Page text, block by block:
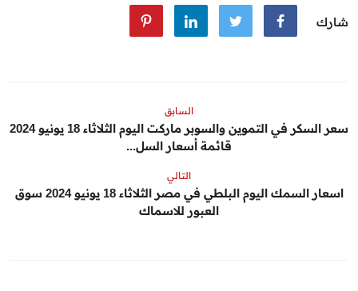
شارك
السابق
سعر السكر في التموين والسوبر ماركت اليوم الثلاثاء 18 يونيو 2024
قائمة أسعار السل...
التالي
اسعار السمك اليوم البلطي في مصر الثلاثاء 18 يونيو 2024 سوق
العبور للاسماك